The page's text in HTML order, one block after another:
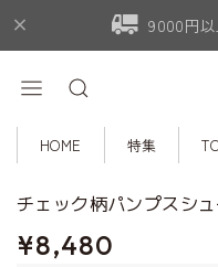
9000円
HOME 特集
チェック柄パンプスシ
¥8,480